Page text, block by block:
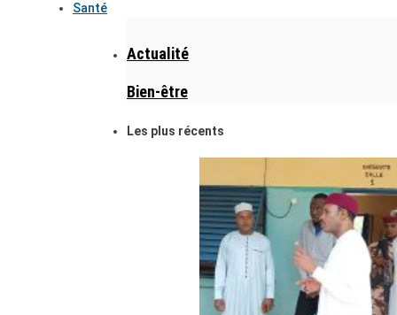
Santé
Actualité
Bien-être
Les plus récents